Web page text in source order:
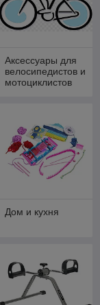
Аксессуары для
велосипедистов и
мотоциклистов
Дом и кухня